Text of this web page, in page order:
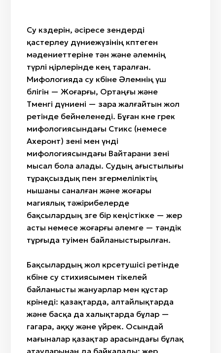
Су көздерін, әсіресе өзендерді
қастерлеу дүниежүзінің көптеген
мәдениеттеріне тән және әлемнің
түрлі өңірлерінде кең таралған.
Мифологияда су көбіне Әлемнің үш
бөлігін — Жоғарғы, Ортаңғы және
Төменгі дүниені — өзара жалғайтын жол
ретінде бейнеленеді. Бұған көне грек
мифологиясындағы Стикс (немесе
Ахеронт) өзені мен үнді
мифологиясындағы Вайтарани өзені
мысал бола алады. Судың ағыстылығы
тұрақсыздық пен өзгермеліліктің
нышаны саналған және жоғары
магиялық тәжірибелерде
бақсылардың өзге бір кеңістікке — жер
асты немесе жоғарғы әлемге — тәндік
тұрғыда өтуімен байланыстырылған.
Бақсылардың жол көрсетушісі ретінде
көбіне су стихиясымен тікелей
байланысты жануарлар мен құстар
көрінеді: қазақтарда, алтайлықтарда
және басқа да халықтарда бұлар —
гагара, аққу және үйрек. Осындай
мағыналар қазақтар арасындағы бұлақ
атауларынан да байқалады: жер